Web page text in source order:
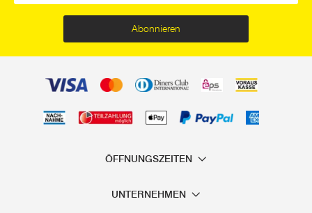
Abonnieren
ÖFFNUNGSZEITEN
UNTERNEHMEN